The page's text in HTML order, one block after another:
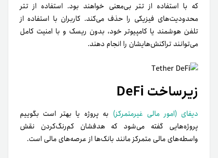
که با استفاده از تتر بی‌معنی خواهند بود. استفاده از تتر
محدودیت‌های فیزیکی را حذف می‌کند. کاربران با استفاده از
تلفن هوشمند یا کامپیوتر خود، بدون ریسک و با امنیت کامل
می‌توانند تراکنش‌هایشان را انجام دهند.
زیرساخت DeFi
دیفای (امور مالی غیرمتمرکز) به‌ پروژه یا بهتر است بگوییم
پروژه‌هایی گفته می‌شود که هدفشان کم‌رنگ‌کردن نقش
واسطه‌های مالی متمرکز مانند بانک‌ها از عرصه‌های مالی است.